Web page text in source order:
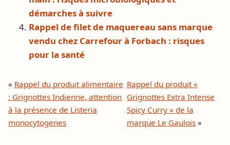
démarches à suivre
Rappel de filet de maquereau sans marque
vendu chez Carrefour à Forbach : risques
pour la santé
« Rappel du produit alimentaire
: Grignottes Indienne, attention
à la présence de Listeria
monocytogenes
Rappel du produit «
Grignottes Extra Intense
Spicy Curry » de la
marque Le Gaulois»